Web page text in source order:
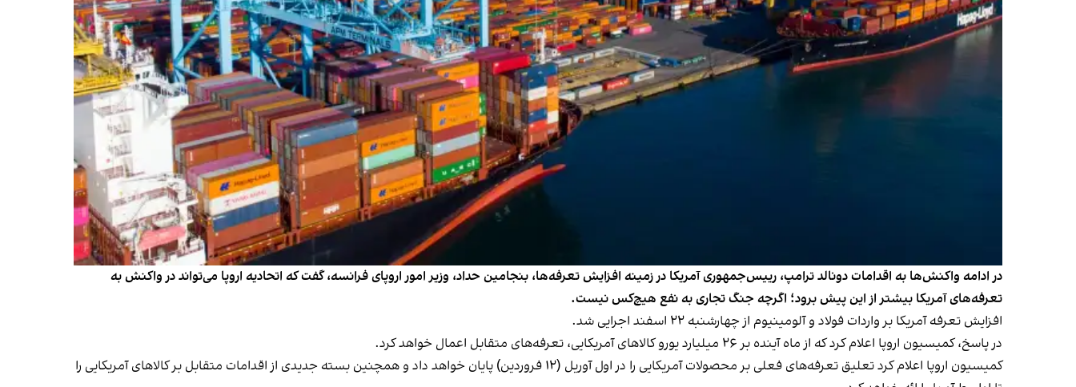
در ادامه واکنش‌ها به اقدامات دونالد ترامپ، رییس‌جمهوری آمریکا در زمینه افزایش تعرفه‌ها، بنجامین حداد، وزیر امور اروپای فرانسه، گفت که اتحادیه اروپا می‌تواند در واکنش به
تعرفه‌های آمریکا بیشتر از این پیش برود؛ اگرچه جنگ تجاری به نفع هیچ‌کس نیست.
افزایش تعرفه آمریکا بر واردات فولاد و آلومینیوم از چهارشنبه ۲۲ اسفند اجرایی شد.
در پاسخ، کمیسیون اروپا اعلام کرد که از ماه آینده بر ۲۶ میلیارد یورو کالاهای آمریکایی، تعرفه‌های متقابل اعمال خواهد کرد.
کمیسیون اروپا اعلام کرد تعلیق تعرفه‌های فعلی بر محصولات آمریکایی را در اول آوریل (۱۲ فروردین) پایان خواهد داد و همچنین بسته جدیدی از اقدامات متقابل بر کالاهای آمریکایی را